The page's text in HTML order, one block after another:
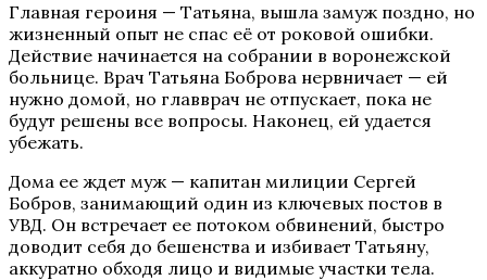
Главная героиня — Татьяна, вышла замуж поздно, но
жизненный опыт не спас её от роковой ошибки.
Действие начинается на собрании в воронежской
больнице. Врач Татьяна Боброва нервничает — ей
нужно домой, но главврач не отпускает, пока не
будут решены все вопросы. Наконец, ей удается
убежать.
Дома ее ждет муж — капитан милиции Сергей
Бобров, занимающий один из ключевых постов в
УВД. Он встречает ее потоком обвинений, быстро
доводит себя до бешенства и избивает Татьяну,
аккуратно обходя лицо и видимые участки тела.